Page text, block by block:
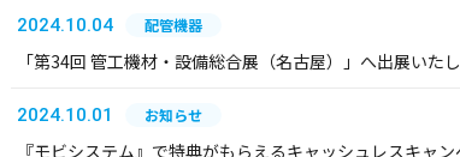
2024.10.04 配管機器
「第34回 管工機材・設備総合展（名古屋）」へ出展いたし
2024.10.01 お知らせ
『モビシステム』で特典がもらえるキャッシュレスキャン